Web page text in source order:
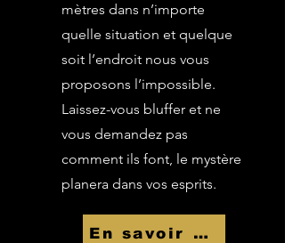
mètres dans n’importe
quelle situation et quelque
soit l’endroit nous vous
proposons l’impossible.
Laissez-vous bluffer et ne
vous demandez pas
comment ils font, le mystère
planera dans vos esprits.
En savoir Plus